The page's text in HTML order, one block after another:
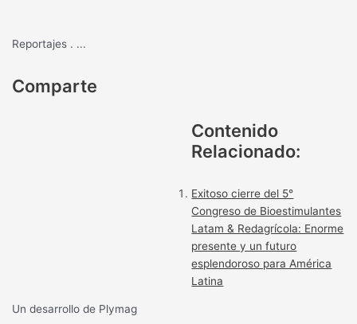
Reportajes . ...
Comparte
Contenido
Relacionado:
Exitoso cierre del 5°
Congreso de Bioestimulantes
Latam & Redagrícola: Enorme
presente y un futuro
esplendoroso para América
Latina
Un desarrollo de Plymag